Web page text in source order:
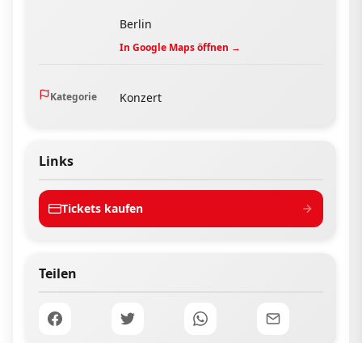
Berlin
In Google Maps öffnen →
Kategorie Konzert
Links
Tickets kaufen
Teilen